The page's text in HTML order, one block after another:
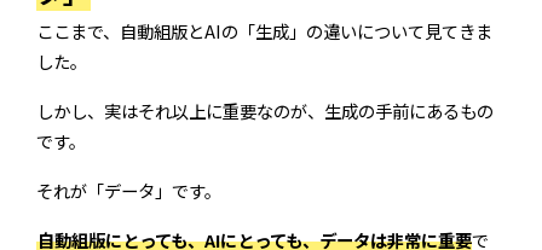
ここまで、自動組版とAIの「生成」の違いについて見てきま
した。
しかし、実はそれ以上に重要なのが、生成の手前にあるもの
です。
それが「データ」です。
自動組版にとっても、AIにとっても、データは非常に重要で